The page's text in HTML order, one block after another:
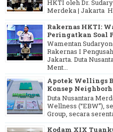
HKTI oleh Dr.
Merdeka | Jakarta
Rakernas HKTI:
Peringatkan Soal
Wamentan
Rakernas I
Jakarta. Duta
Ment...
Apotek Wellings
Konsep
Duta Nusantara
Wellness (“EBW”),
Group, secara
Kodam XIX